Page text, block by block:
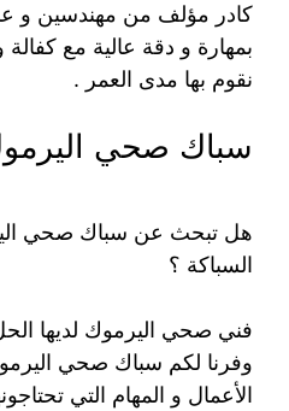
كادر مؤلف من مهندسين و
بمهارة و دقة عالية مع كفالة
نقوم بها مدى العمر .
سباك صحي
هل تبحث عن سباك صحي
السباكة ؟
فني صحي اليرموك لديها
وفرنا لكم سباك صحي
الأعمال و المهام التي